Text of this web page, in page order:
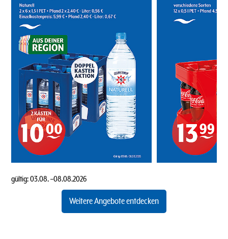
gültig:03.08.–08.08.2026
Weitere Angebote entdecken